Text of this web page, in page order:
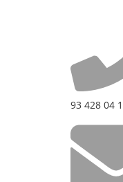
93 428 04